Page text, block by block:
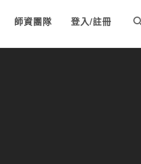
師資團隊 登入/註冊